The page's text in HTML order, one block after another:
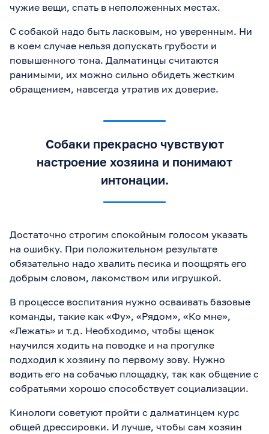
чужие вещи, спать в неположенных местах.
С собакой надо быть ласковым, но уверенным. Ни
в коем случае нельзя допускать грубости и
повышенного тона. Далматинцы считаются
ранимыми, их можно сильно обидеть жестким
обращением, навсегда утратив их доверие.
Собаки прекрасно чувствуют
настроение хозяина и понимают
интонации.
Достаточно строгим спокойным голосом указать
на ошибку. При положительном результате
обязательно надо хвалить песика и поощрять его
добрым словом, лакомством или игрушкой.
В процессе воспитания нужно осваивать базовые
команды, такие как «Фу», «Рядом», «Ко мне»,
«Лежать» и т.д. Необходимо, чтобы щенок
научился ходить на поводке и на прогулке
подходил к хозяину по первому зову. Нужно
водить его на собачью площадку, так как общение с
собратьями хорошо способствует социализации.
Кинологи советуют пройти с далматинцем курс
общей дрессировки. И лучше, чтобы сам хозяин